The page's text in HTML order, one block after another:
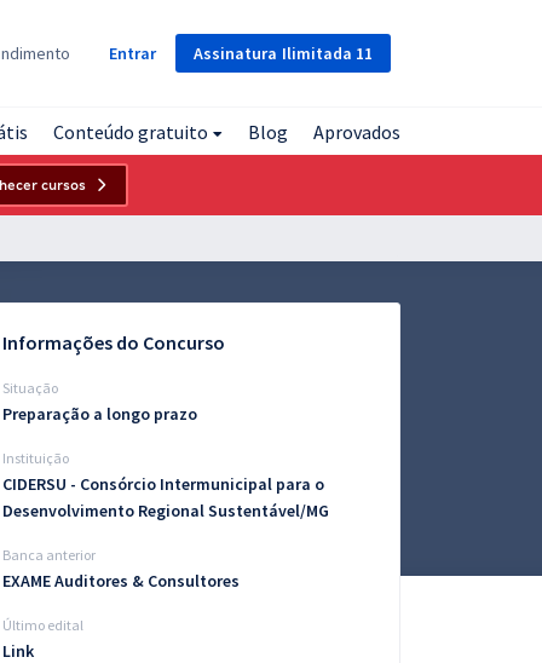
Assinatura Ilimitada 11
Entrar
Conteúdo gratuito Blog Aprovados
cursos
Informações do Concurso
Situação
Preparação a longo prazo
Instituição
CIDERSU - Consórcio Intermunicipal para o
Desenvolvimento Regional Sustentável/MG
Banca anterior
EXAME Auditores & Consultores
Último edital
Link